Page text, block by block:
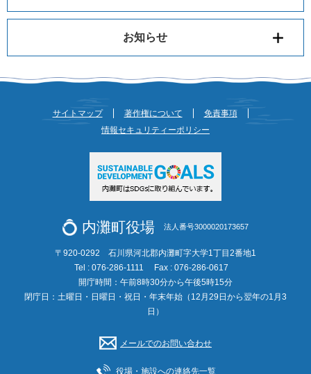
お知らせ
サイトマップ 著作権について
免責事項
情報セキュリティーポリシー
内灘町役場 法人番号3000020173657
〒920-0292 石川県河北郡内灘町字大学1丁目2番地1
Tel : 076-286-1111
Fax : 076-286-0617
開庁時間：午前8時30分から午後5時15分
閉庁日：土曜日・日曜日・祝日・年末年始（12月29日から翌年の1月3
日）
メールでのお問い合わせ
役場・施設への連絡先一覧